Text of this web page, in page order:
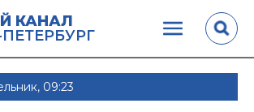
КАНАЛ
09:23